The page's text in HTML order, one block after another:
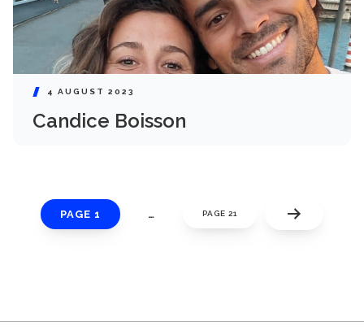
4 AUGUST 2023
Candice Boisson
PAGE 1 … PAGE 21